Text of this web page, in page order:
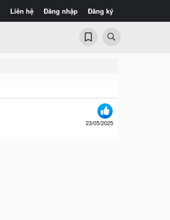
Liên hệ Đăng nhập Đăng ký
23/05/2025